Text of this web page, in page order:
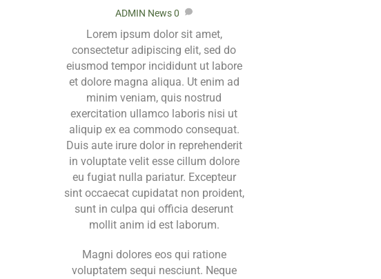
ADMIN News0
Lorem ipsum dolor sit amet,
consectetur adipiscing elit, sed do
eiusmod tempor incididunt ut labore
et dolore magna aliqua. Ut enim ad
minim veniam, quis nostrud
exercitation ullamco laboris nisi ut
aliquip ex ea commodo consequat.
Duis aute irure dolor in reprehenderit
in voluptate velit esse cillum dolore
eu fugiat nulla pariatur. Excepteur
sint occaecat cupidatat non proident,
sunt in culpa qui officia deserunt
mollit anim id est laborum.
Magni dolores eos qui ratione
voluptatem sequi nesciunt. Neque